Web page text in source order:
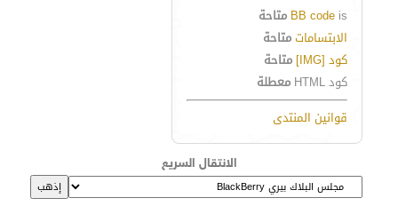
BB code is
متاحة
الابتساماتمتاحة
كود [IMG]
متاحة
كود HTML
معطلة
قوانين المنتدى
الانتقال السريع